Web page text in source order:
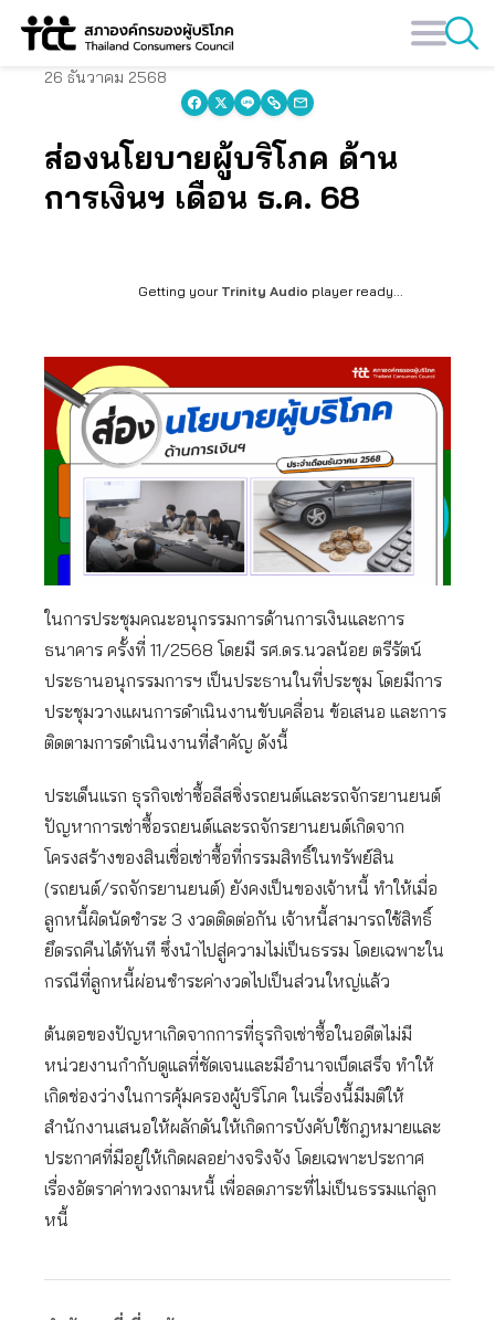
Skip
26 ธันวาคม 2568
ส่องนโยบายผู้บริโภค ด้าน
การเงินฯ เดือน ธ.ค. 68
Getting your Trinity Audio player ready...
ในการประชุมคณะอนุกรรมการด้านการเงินและการ
ธนาคาร ครั้งที่ 11/2568 โดยมี รศ.ดร.นวลน้อย ตรีรัตน์
ประธานอนุกรรมการฯ เป็นประธานในที่ประชุม โดยมีการ
ประชุมวางแผนการดำเนินงานขับเคลื่อน ข้อเสนอ และการ
ติดตามการดำเนินงานที่สำคัญ ดังนี้
ประเด็นแรก ธุรกิจเช่าซื้อลีสซิ่งรถยนต์และรถจักรยานยนต์
ปัญหาการเช่าซื้อรถยนต์และรถจักรยานยนต์เกิดจาก
โครงสร้างของสินเชื่อเช่าซื้อที่กรรมสิทธิ์ในทรัพย์สิน
(รถยนต์/รถจักรยานยนต์) ยังคงเป็นของเจ้าหนี้ ทำให้เมื่อ
ลูกหนี้ผิดนัดชำระ 3 งวดติดต่อกัน เจ้าหนี้สามารถใช้สิทธิ์
ยึดรถคืนได้ทันที ซึ่งนำไปสู่ความไม่เป็นธรรม โดยเฉพาะใน
กรณีที่ลูกหนี้ผ่อนชำระค่างวดไปเป็นส่วนใหญ่แล้ว
ต้นตอของปัญหาเกิดจากการที่ธุรกิจเช่าซื้อในอดีตไม่มี
หน่วยงานกำกับดูแลที่ชัดเจนและมีอำนาจเบ็ดเสร็จ ทำให้
เกิดช่องว่างในการคุ้มครองผู้บริโภค ในเรื่องนี้มีมติให้
สำนักงานเสนอให้ผลักดันให้เกิดการบังคับใช้กฎหมายและ
ประกาศที่มีอยู่ให้เกิดผลอย่างจริงจัง โดยเฉพาะประกาศ
เรื่องอัตราค่าทวงถามหนี้ เพื่อลดภาระที่ไม่เป็นธรรมแก่ลูก
หนี้